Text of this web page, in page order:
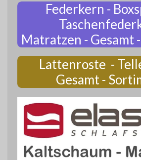
Federkern -
Matratzen - Gesamt
Lattenroste -
Gesamt -